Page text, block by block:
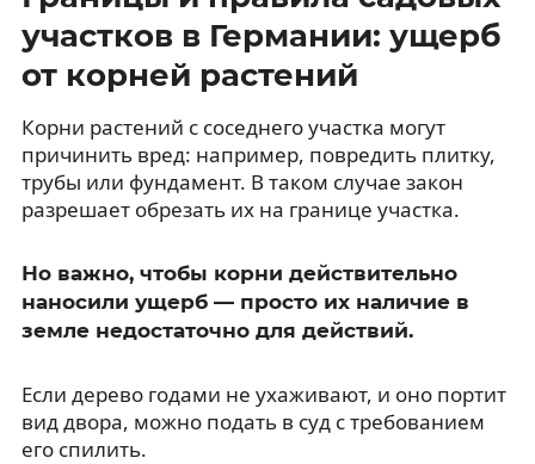
участков в Германии: ущерб
от корней растений
Корни растений с соседнего участка могут
причинить вред: например, повредить плитку,
трубы или фундамент. В таком случае закон
разрешает обрезать их на границе участка.
Но важно, чтобы корни действительно
наносили ущерб — просто их наличие в
земле недостаточно для действий.
Если дерево годами не ухаживают, и оно портит
вид двора, можно подать в суд с требованием
его спилить.